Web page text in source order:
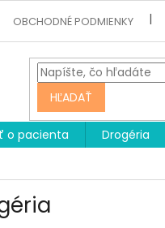
OBCHODNÉ PODMIENKY
HĽADAŤ
o pacienta Drogéria